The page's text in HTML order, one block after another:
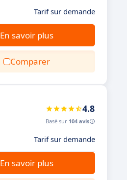
Tarif sur demande
En savoir plus
Comparer
4.8
Basé sur 104 avis
Tarif sur demande
En savoir plus